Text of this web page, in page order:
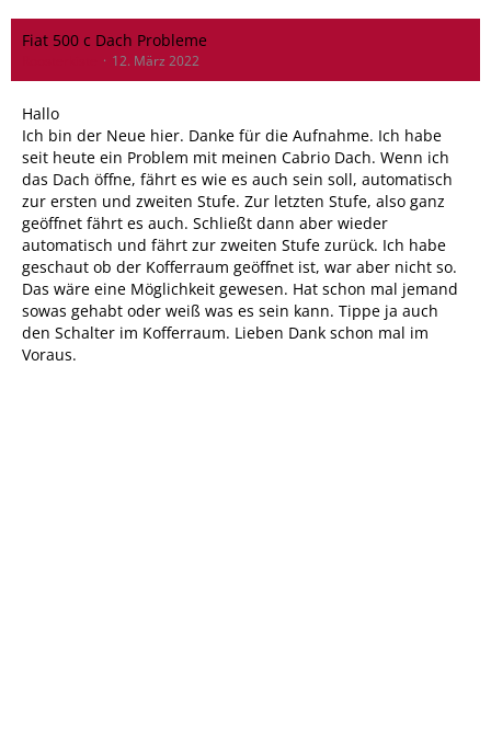
Fiat 500 c Dach Probleme
12. März 2022
Hallo
Ich bin der Neue hier. Danke für die Aufnahme. Ich habe
seit heute ein Problem mit meinen Cabrio Dach. Wenn ich
das Dach öffne, fährt es wie es auch sein soll, automatisch
zur ersten und zweiten Stufe. Zur letzten Stufe, also ganz
geöffnet fährt es auch. Schließt dann aber wieder
automatisch und fährt zur zweiten Stufe zurück. Ich habe
geschaut ob der Kofferraum geöffnet ist, war aber nicht so.
Das wäre eine Möglichkeit gewesen. Hat schon mal jemand
sowas gehabt oder weiß was es sein kann. Tippe ja auch
den Schalter im Kofferraum. Lieben Dank schon mal im
Voraus.